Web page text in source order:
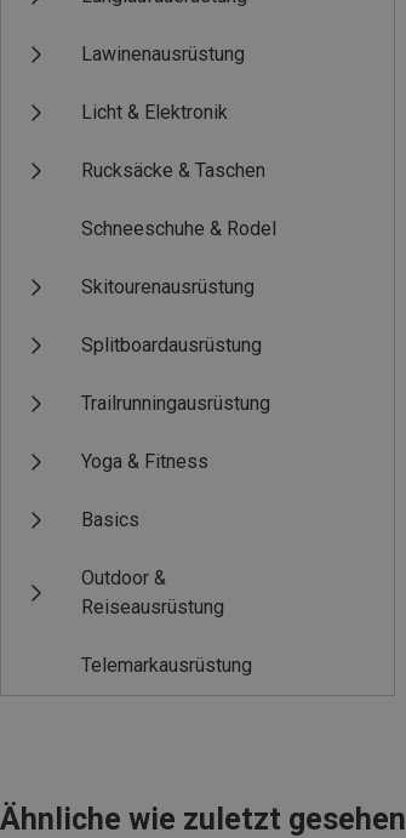
Lawinenausrüstung
Licht & Elektronik
Rucksäcke & Taschen
Schneeschuhe & Rodel
Skitourenausrüstung
Splitboardausrüstung
Trailrunningausrüstung
Yoga & Fitness
Basics
Outdoor &
Reiseausrüstung
Telemarkausrüstung
Ähnliche wie zuletzt gesehen